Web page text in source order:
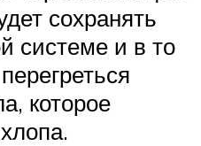
сохранять
системе и в то
которое